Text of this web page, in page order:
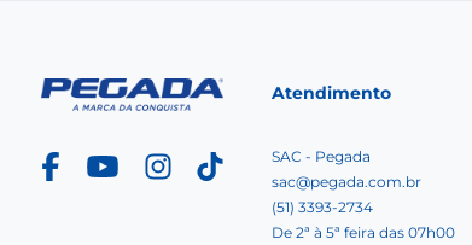
Atendimento
SAC - Pegada
sac@pegada.com.br
(51) 3393-2734
De 2ª à 5ª feira das 07h00